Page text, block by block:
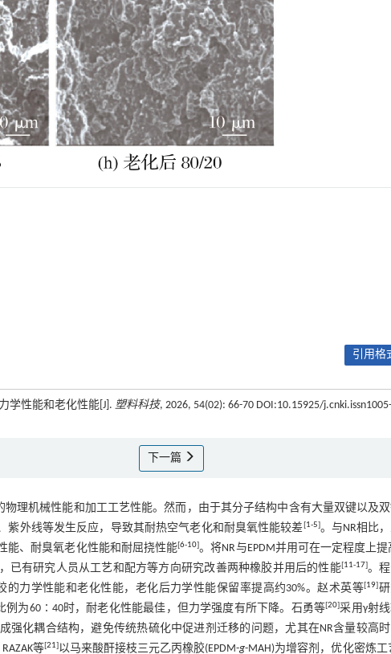
引用格
学性能和老化性能[J]. 塑料科技, 2026, 54(02): 66-70 DOI:10.15925/j.cnki.issn1005-
下一篇
理机械性能和加工工艺性能。然而，由于其分子结构中含有大量双键以及
外线等发生反应，导致其耐热空气老化和耐臭氧性能较差[1-5]。与NR相比
能、耐臭氧老化性能和耐屈挠性能[6-10]。将NR与EPDM并用可在一定程度上提
已有研究人员从工艺和配方等方向研究改善两种橡胶并用后的性能[11-17]。
力学性能和老化性能，老化后力学性能保留率提高约30%。赵术英等[19]
例为60∶40时，耐老化性能最佳，但力学强度有所下降。石勇等[20]采用γ射
强化耦合结构，避免传统热硫化中促进剂迁移的问题，尤其在NR含量较高
等[21]以马来酸酐接枝三元乙丙橡胶(EPDM-g-MAH)为增容剂，优化密炼工